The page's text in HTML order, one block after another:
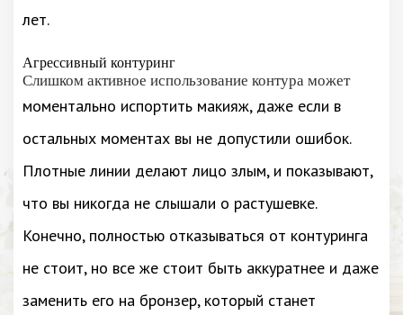
лет.
Агрессивный контуринг
Слишком активное использование контура может
моментально испортить макияж, даже если в
остальных моментах вы не допустили ошибок.
Плотные линии делают лицо злым, и показывают,
что вы никогда не слышали о растушевке.
Конечно, полностью отказываться от контуринга
не стоит, но все же стоит быть аккуратнее и даже
заменить его на бронзер, который станет